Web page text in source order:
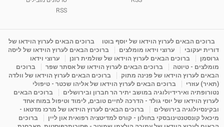
09:12
מדיטציה בדמיון מודרך - היכרות עם האני הפנימי
מאת admin 11 שנים 3,650 צפיות
פנינה מתוק - מרכז "נתיב הלב" בהרצליה-
מדיטציה-התחדשות
Shahar-vod
RSS
ברוכים הבאים לערוץ הוידאו של יוסף בוטו
ברוכים הבאים לערוץ הוידאו של
דורית יעקובי
ערוצי וידאו מומלצים
ברוכים הבאים לערוץ הוידאו של ליסה
גרוסמן
ברוכים הבאים לערוץ הוידאו של שולמית רונן
ערוצי וידאו
מומלצים - טיוטה
ברוכים הבאים לערוץ הוידאו של אסתר שפר
ברוכים
הבאים לערוץ הוידאו של פנינה מתוק
ברוכים הבאים לערוץ הוידאו של וולדה
(תאיר) עוזרי
ברוכים הבאים לערוץ הוידאו של אליהו שכטר - טיפולי
נטורופתיה ואירידיולוגיה במושב יתיר הר חברון ובירושלים
ברוכים הבאים
לערוץ הוידאו של יוסי גולד - הדרכה לחיים טובים, לימוד וטיפול במוח אחד
ובקינסיולוגיה בירושלים
ברוכים הבאים לערוץ הוידאו של מרכז מדטאו -
מיכאל קונסטנטינובסקי בחולון - קורס למדיטציה רפואית און ליין
ברוכים